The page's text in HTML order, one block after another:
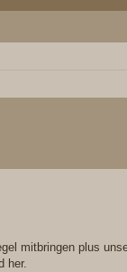
mitbringen plus
her.